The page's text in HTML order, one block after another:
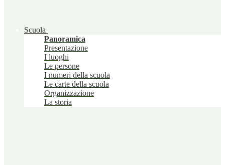
Scuola
Panoramica
Presentazione
I luoghi
Le persone
I numeri della scuola
Le carte della scuola
Organizzazione
La storia